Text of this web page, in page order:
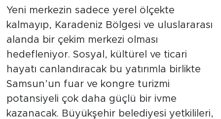
Yeni merkezin sadece yerel ölçekte
kalmayıp, Karadeniz Bölgesi ve uluslararası
alanda bir çekim merkezi olması
hedefleniyor. Sosyal, kültürel ve ticari
hayatı canlandıracak bu yatırımla birlikte
Samsun’un fuar ve kongre turizmi
potansiyeli çok daha güçlü bir ivme
kazanacak. Büyükşehir belediyesi yetkilileri,